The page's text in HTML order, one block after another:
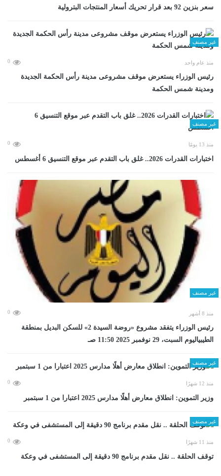
سعر بنزين 92 بعد قرار تحريك أسعار المنتجات البترولية
غير مصنف
منذ عام واحد 0
رئيس الوزراء يستعرض موقف مشروعى مدينة رأس الحكمة الجديدة
ومدينة شمس الحكمة
غير مصنف
منذ 13 يومًا 0
اختبارات القدرات 2026.. غلق باب التقدم عبر موقع التنسيق 6 أغسطس
غير مصنف
منذ 8 أشهر 0
رئيس الوزراء يتفقد مشروع «روضة السيدة 2» للسكن البديل بمنطقة
الطيبياليوم السبت، 29 نوفمبر 2025 11:50 صـ
غير مصنف
منذ 12 شهرًا 0
وزير التموين: انطلاق معارض أهلًا مدارس 2025 اعتبارا من 1 سبتمبر
غير مصنف
منذ 11 شهرًا 0
توقف الحلقة .. نقل مقدم برنامج 90 دقيقة إلى المستشفى في وعكة